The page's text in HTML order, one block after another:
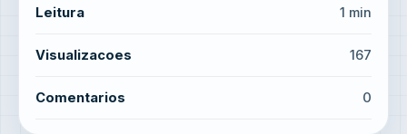
Leitura 1 min
Visualizacoes 167
Comentarios 0